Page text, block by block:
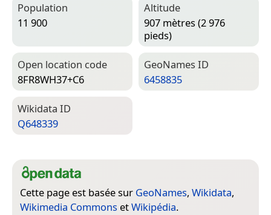
Population
11 900
Altitude
907 mètres (2 976
pieds)
Open location code
8FR8WH37+C6
Geo­Names ID
6458835
Wiki­data ID
Q648339
Cette page est basée sur GeoNames, Wikidata,
Wikimedia Commons etWikipédia.